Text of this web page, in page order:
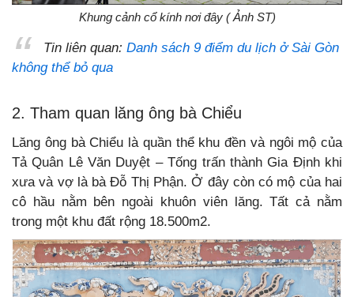
Khung cảnh cổ kính nơi đây ( Ảnh ST)
Tin liên quan: Danh sách 9 điểm du lịch ở Sài Gòn
không thể bỏ qua
2. Tham quan lăng ông bà Chiểu
Lăng ông bà Chiểu là quần thể khu đền và ngôi mộ của
Tả Quân Lê Văn Duyệt – Tống trấn thành Gia Định khi
xưa và vợ là bà Đỗ Thị Phận. Ở đây còn có mộ của hai
cô hầu nằm bên ngoài khuôn viên lăng. Tất cả nằm
trong một khu đất rộng 18.500m2.